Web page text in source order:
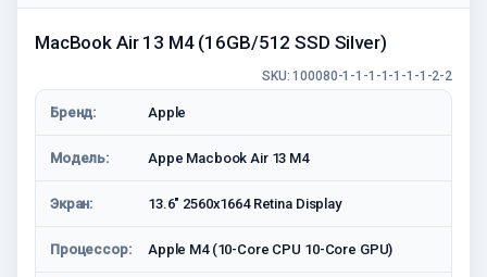
MacBook Air 13 M4 (16GB/512 SSD Silver)
SKU: 100080-1-1-1-1-1-1-1-2-2
Бренд: Apple
Модель: Appe Macbook Air 13 M4
Экран: 13.6" 2560x1664 Retina Display
Процессор: Apple M4 (10-Core CPU 10-Core GPU)